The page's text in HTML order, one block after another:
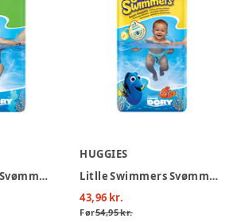
Litlle Swimmers Svømmebleer (3/4)
HUGGIES
Litlle Swimmers Svømmebleer (2/3)
43,96 kr.
Før54,95 kr.